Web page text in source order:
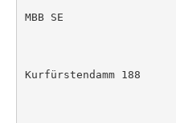
MBB SE
Kurfürstendamm 188